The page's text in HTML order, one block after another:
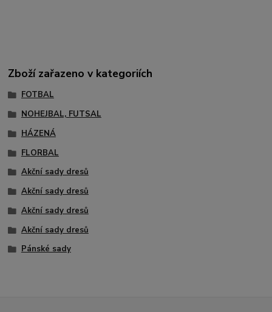
Zboží zařazeno v kategoriích
FOTBAL
NOHEJBAL, FUTSAL
HÁZENÁ
FLORBAL
Akční sady dresů
Akční sady dresů
Akční sady dresů
Akční sady dresů
Pánské sady